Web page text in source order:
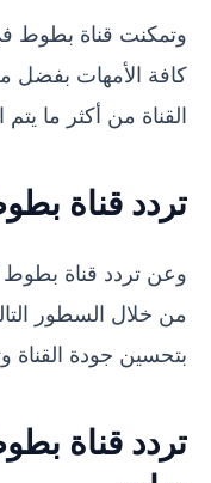
وتمكنت قناة بطوط
كافة الأمهات بفضل
القناة من أكثر ما
تردد قناة بطوط
من خلال السطور
بتحسين جودة القناة
تردد قناة